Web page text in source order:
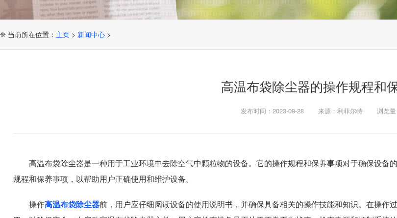
❊ 当前所在位置： 主页 > 新闻中心 >
高温布袋除尘器的操作规程和
发布时间：2023-09-28 来源：利菲尔特 浏览量
高温布袋除尘器是一种用于工业环境中去除空气中颗粒物的设备。它的操作规程和保养事项对于确保设
规程和保养事项，以帮助用户正确使用和维护设备。
操作高温布袋除尘器前，用户应仔细阅读设备的使用说明书，并确保具备相关的操作技能和知识。在操